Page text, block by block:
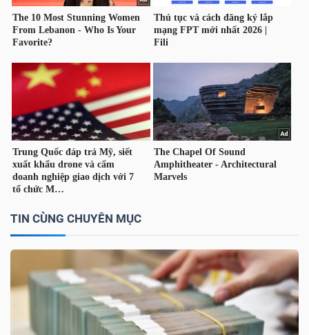
TIN CÙNG CHUYÊN MỤC
YẾU
TIÊU
DÙNG
THIẾT
YẾU
CHĂM
SÓC
SỨC
KHỎE